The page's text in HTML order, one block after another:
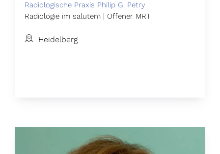
Radiologische Praxis Philip G. Petry
Radiologie im salutem | Offener MRT
Heidelberg